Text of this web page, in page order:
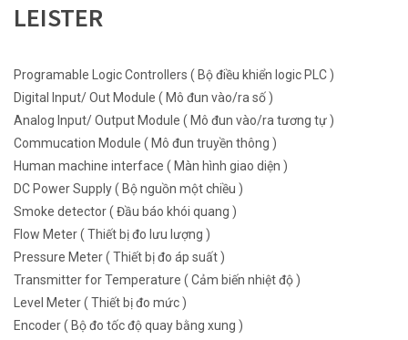
LEISTER
Programable Logic Controllers ( Bộ điều khiển logic PLC )
Digital Input/ Out Module ( Mô đun vào/ra số )
Analog Input/ Output Module ( Mô đun vào/ra tương tự )
Commucation Module ( Mô đun truyền thông )
Human machine interface ( Màn hình giao diện )
DC Power Supply ( Bộ nguồn một chiều )
Smoke detector ( Đầu báo khói quang )
Flow Meter ( Thiết bị đo lưu lượng )
Pressure Meter ( Thiết bị đo áp suất )
Transmitter for Temperature ( Cảm biến nhiệt độ )
Level Meter ( Thiết bị đo mức )
Encoder ( Bộ đo tốc độ quay bằng xung )